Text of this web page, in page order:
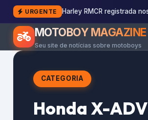
URGENTE Harley RMCR registrada
MOTOBOY MAGAZINE
Seu site de notícias sobre motoboys
CATEGORIA
Honda X-ADV